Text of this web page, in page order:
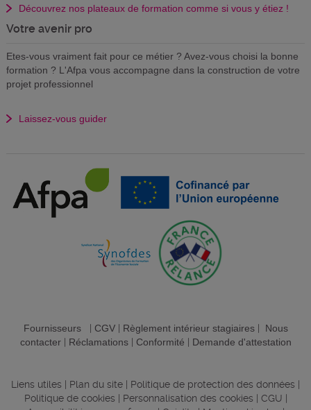
Découvrez nos plateaux de formation comme si vous y étiez !
Votre avenir pro
Etes-vous vraiment fait pour ce métier ? Avez-vous choisi la bonne
formation ? L'Afpa vous accompagne dans la construction de votre
projet professionnel
Laissez-vous guider
Fournisseurs| CGV| Règlement intérieur stagiaires| Nous
contacter| Réclamations| Conformité Demande d'attestation
Liens utiles Plan du site Politique de protection des données
Politique de cookies
Personnalisation des cookies CGU